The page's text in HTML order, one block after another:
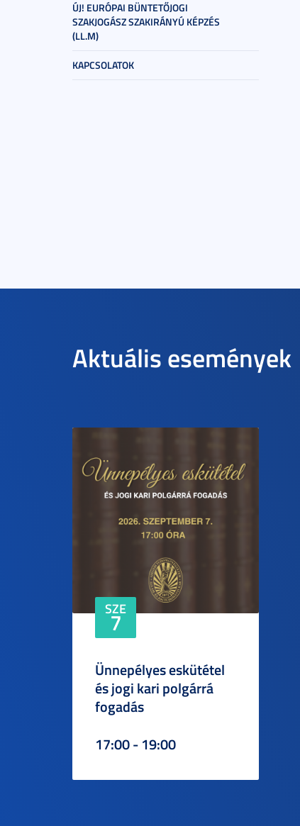
ÚJ! EURÓPAI BÜNTETŐJOGI
SZAKJOGÁSZ SZAKIRÁNYÚ KÉPZÉS
(LL.M)
KAPCSOLATOK
Aktuális események
SZE
7
Ünnepélyes eskütétel
és jogi kari polgárrá
fogadás
17:00 - 19:00